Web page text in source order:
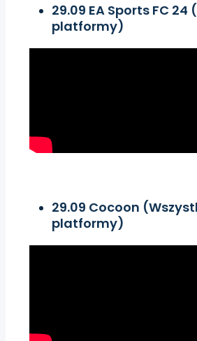
29.09 EA Sports FC 24
platformy)
29.09 Cocoon
platformy)